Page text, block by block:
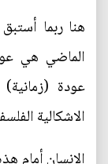
هنا ربما
الماضي هي
عودة
الاشكالية